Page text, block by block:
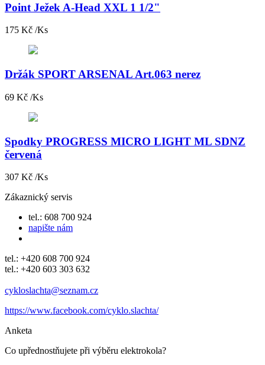
Point Ježek A-Head XXL 1 1/2"
175 Kč /Ks
Držák SPORT ARSENAL Art.063 nerez
69 Kč /Ks
Spodky PROGRESS MICRO LIGHT ML SDNZ
červená
307 Kč /Ks
Zákaznický servis
tel.: 608 700 924
napište nám
tel.: +420 608 700 924
tel.: +420 603 303 632
cykloslachta@seznam.cz
https://www.facebook.com/cyklo.slachta/
Anketa
Co upřednostňujete při výběru elektrokola?